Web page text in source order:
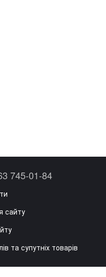
745-01-84
сайту
та супутніх товарів